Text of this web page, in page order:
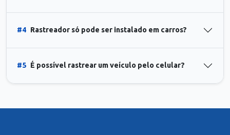
#4 Rastreador só pode ser instalado em carros?
#5 É possível rastrear um veículo pelo celular?